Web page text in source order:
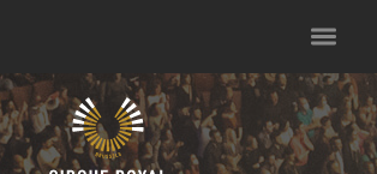
Toggle
navigation